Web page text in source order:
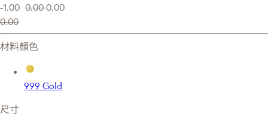
-1.00 0.000.00
0.00
材料顏色
999 Gold
尺寸